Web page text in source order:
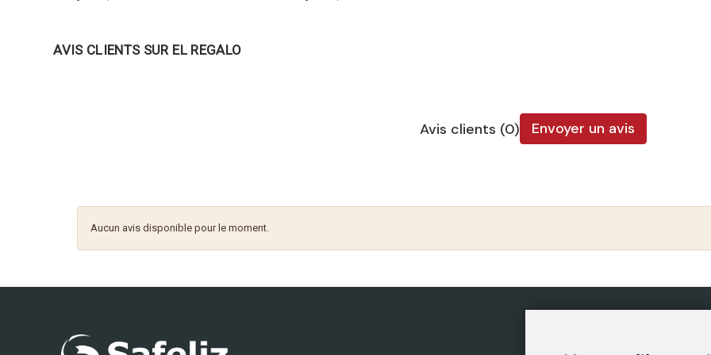
AVIS CLIENTS SUR EL REGALO
Avis clients (0) Envoyer un avis
Aucun avis disponible pour le moment.